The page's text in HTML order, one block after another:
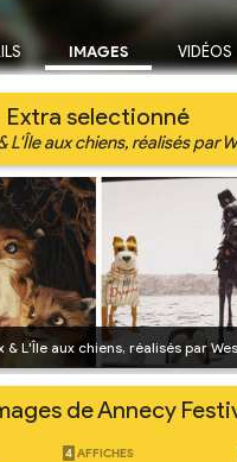
IMAGES VIDÉOS
Extra selectionné
L'Île aux chiens, réalisés par
& L'Île aux chiens, réalisés par
de Annecy
4 AFFICHES